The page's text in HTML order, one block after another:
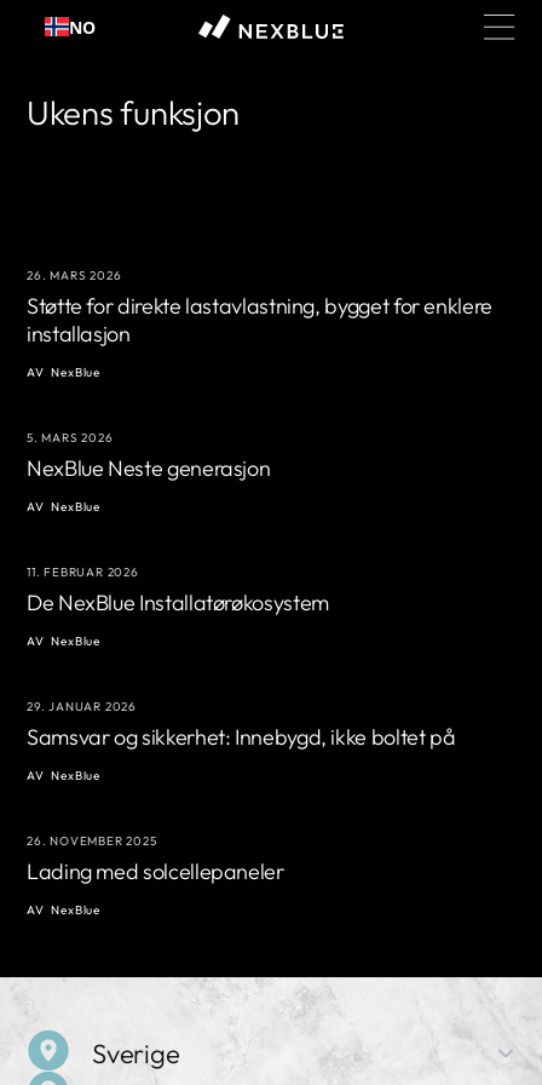
NO
Ukens funksjon
26. MARS 2026
Støtte for direkte lastavlastning, bygget for enklere
installasjon
AV NexBlue
5. MARS 2026
NexBlue Neste generasjon
AV NexBlue
11. FEBRUAR 2026
De NexBlue Installatørøkosystem
AV NexBlue
29. JANUAR 2026
Samsvar og sikkerhet: Innebygd, ikke boltet på
AV NexBlue
26. NOVEMBER 2025
Lading med solcellepaneler
AV NexBlue
Sverige